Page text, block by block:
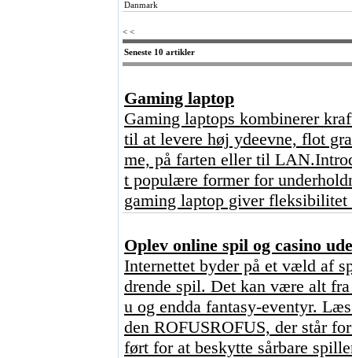
Danmark
< <
Seneste 10 artikler
Gaming laptop
Gaming laptops kombinerer
til at levere høj ydeevne, flot
me, på farten eller til
t populære former for
gaming laptop giver fleksibilitet
Oplev online spil og casino
Internettet byder på et væld af
drende spil. Det kan være alt
u og endda fantasy-eventyr.
den ROFUSROFUS, der står
ført for at beskytte sårbare